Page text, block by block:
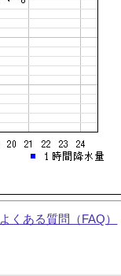
よくある質問（FAQ）